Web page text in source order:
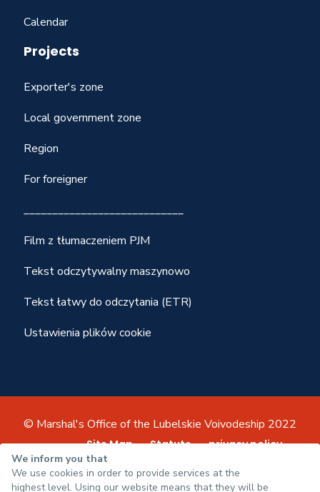
Calendar
Projects
Exporter's zone
Local government zone
Region
For foreigner
____________________________
Film z tłumaczeniem PJM
Tekst odczytywalny maszynowo
Tekst łatwy do odczytania (ETR)
Ustawienia plików cookie
© Marshal's Office of the Lubelskie Voivodeship 2022
Site Map Statute
privacy policy
We inform you that
We use cookies in order to provide services at the
highest level. Using our website means that they will be